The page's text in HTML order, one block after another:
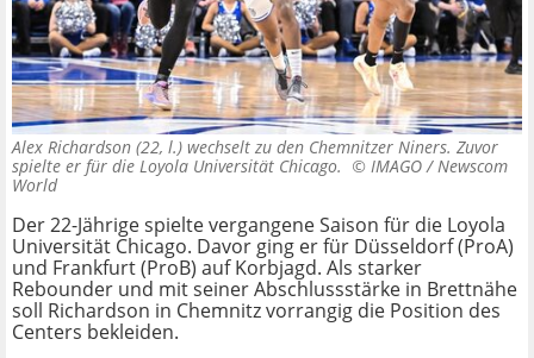
Alex Richardson (22, l.) wechselt zu den Chemnitzer Niners. Zuvor
spielte er für die Loyola Universität Chicago. © IMAGO / Newscom
World
Der 22-Jährige spielte vergangene Saison für die Loyola
Universität Chicago. Davor ging er für Düsseldorf (ProA)
und Frankfurt (ProB) auf Korbjagd. Als starker
Rebounder und mit seiner Abschlussstärke in Brettnähe
soll Richardson in Chemnitz vorrangig die Position des
Centers bekleiden.